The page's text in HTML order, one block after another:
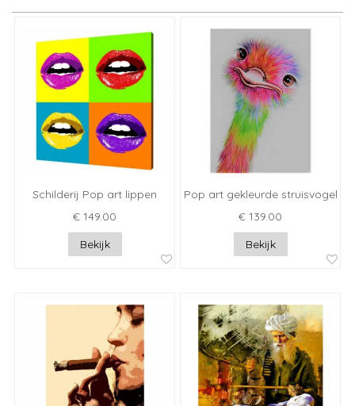
Schilderij Pop art lippen
€ 149.00
Bekijk
Pop art gekleurde struisvogel
€ 139.00
Bekijk